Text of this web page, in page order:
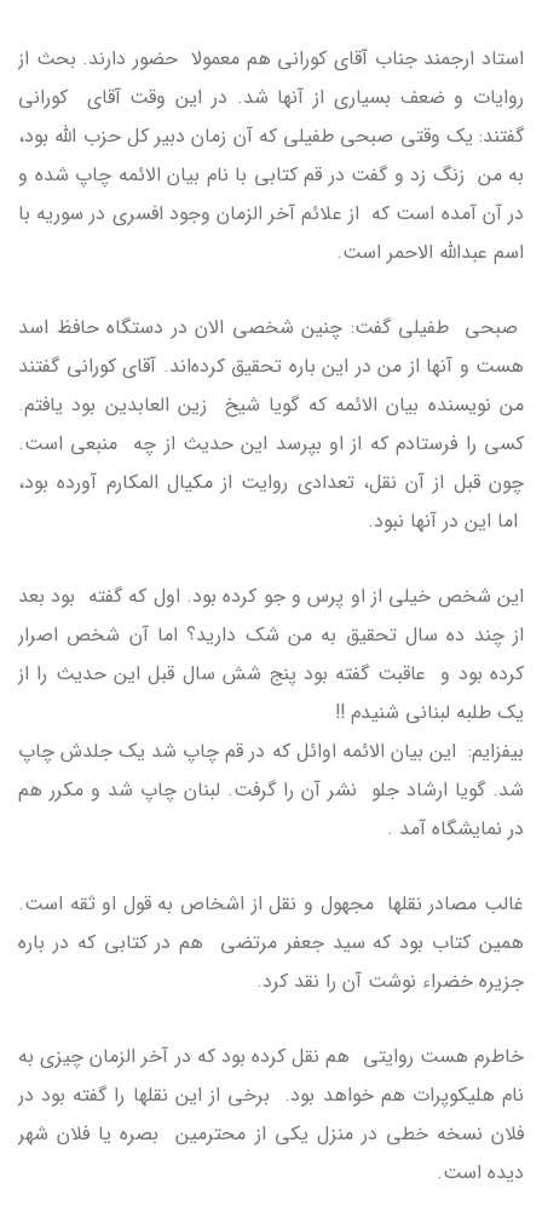
استاد ارجمند جناب آقای کورانی هم معمولا حضور دارند. بحث از
روایات و ضعف بسیاری از آنها شد. در این وقت آقای کورانی
گفتند: یک وقتی صبحی طفیلی که آن زمان دبیر کل حزب الله بود،
به من زنگ زد و گفت در قم کتابی با نام بیان الائمه چاپ شده و
در آن آمده است که از علائم آخر الزمان وجود افسری در سوریه با
اسم عبدالله الاحمر است.
صبحی طفیلی گفت: چنین شخصی الان در دستگاه حافظ اسد
هست و آنها از من در این باره تحقیق کرده‌اند. آقای کورانی گفتند
من نویسنده بیان الائمه که گویا شیخ زین العابدین بود یافتم.
کسی را فرستادم که از او بپرسد این حدیث از چه منبعی است.
چون قبل از آن نقل، تعدادی روایت از مکیال المکارم آورده بود،
اما این در آنها نبود.
این شخص خیلی از او پرس و جو کرده بود. اول که گفته بود بعد
از چند ده سال تحقیق به من شک دارید؟ اما آن شخص اصرار
کرده بود و عاقبت گفته بود پنج شش سال قبل این حدیث را از
یک طلبه لبنانی شنیدم !!
بیفزایم: این بیان الائمه اوائل که در قم چاپ شد یک جلدش چاپ
شد. گویا ارشاد جلو نشر آن را گرفت. لبنان چاپ شد و مکرر هم
در نمایشگاه آمد .
غالب مصادر نقلها مجهول و نقل از اشخاص به قول او ثقه است.
همین کتاب بود که سید جعفر مرتضی هم در کتابی که در باره
جزیره خضراء نوشت آن را نقد کرد.
خاطرم هست روایتی هم نقل کرده بود که در آخر الزمان چیزی به
نام هلیکوپرات هم خواهد بود. برخی از این نقلها را گفته بود در
فلان نسخه خطی در منزل یکی از محترمین بصره یا فلان شهر
دیده است.